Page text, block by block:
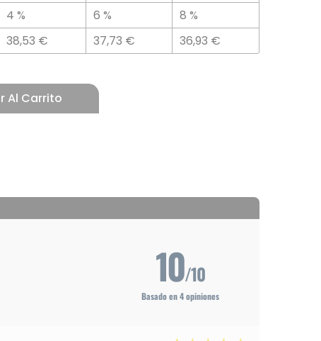
4 %
38,53 €
6 %
37,73 €
8 %
36,93 €
Al Carrito
10/10
Basado en 4 opiniones